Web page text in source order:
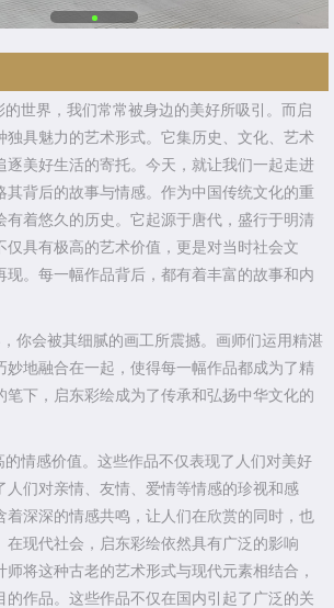
世界，我们常常被身边的美好所吸引。而启
独具魅力的艺术形式。它集历史、文化、艺术
逐美好生活的寄托。今天，就让我们一起走进
其背后的故事与情感。作为中国传统文化的重
有着悠久的历史。它起源于唐代，盛行于明清
仅具有极高的艺术价值，更是对当时社会文
现。每一幅作品背后，都有着丰富的故事和内
你会被其细腻的画工所震撼。画师们运用精湛
妙地融合在一起，使得每一幅作品都成为了精
笔下，启东彩绘成为了传承和弘扬中华文化的
情感价值。这些作品不仅表现了人们对美好
人们对亲情、友情、爱情等情感的珍视和感
着深深的情感共鸣，让人们在欣赏的同时，也
在现代社会，启东彩绘依然具有广泛的影响
师将这种古老的艺术形式与现代元素相结合，
的作品。这些作品不仅在国内引起了广泛的关